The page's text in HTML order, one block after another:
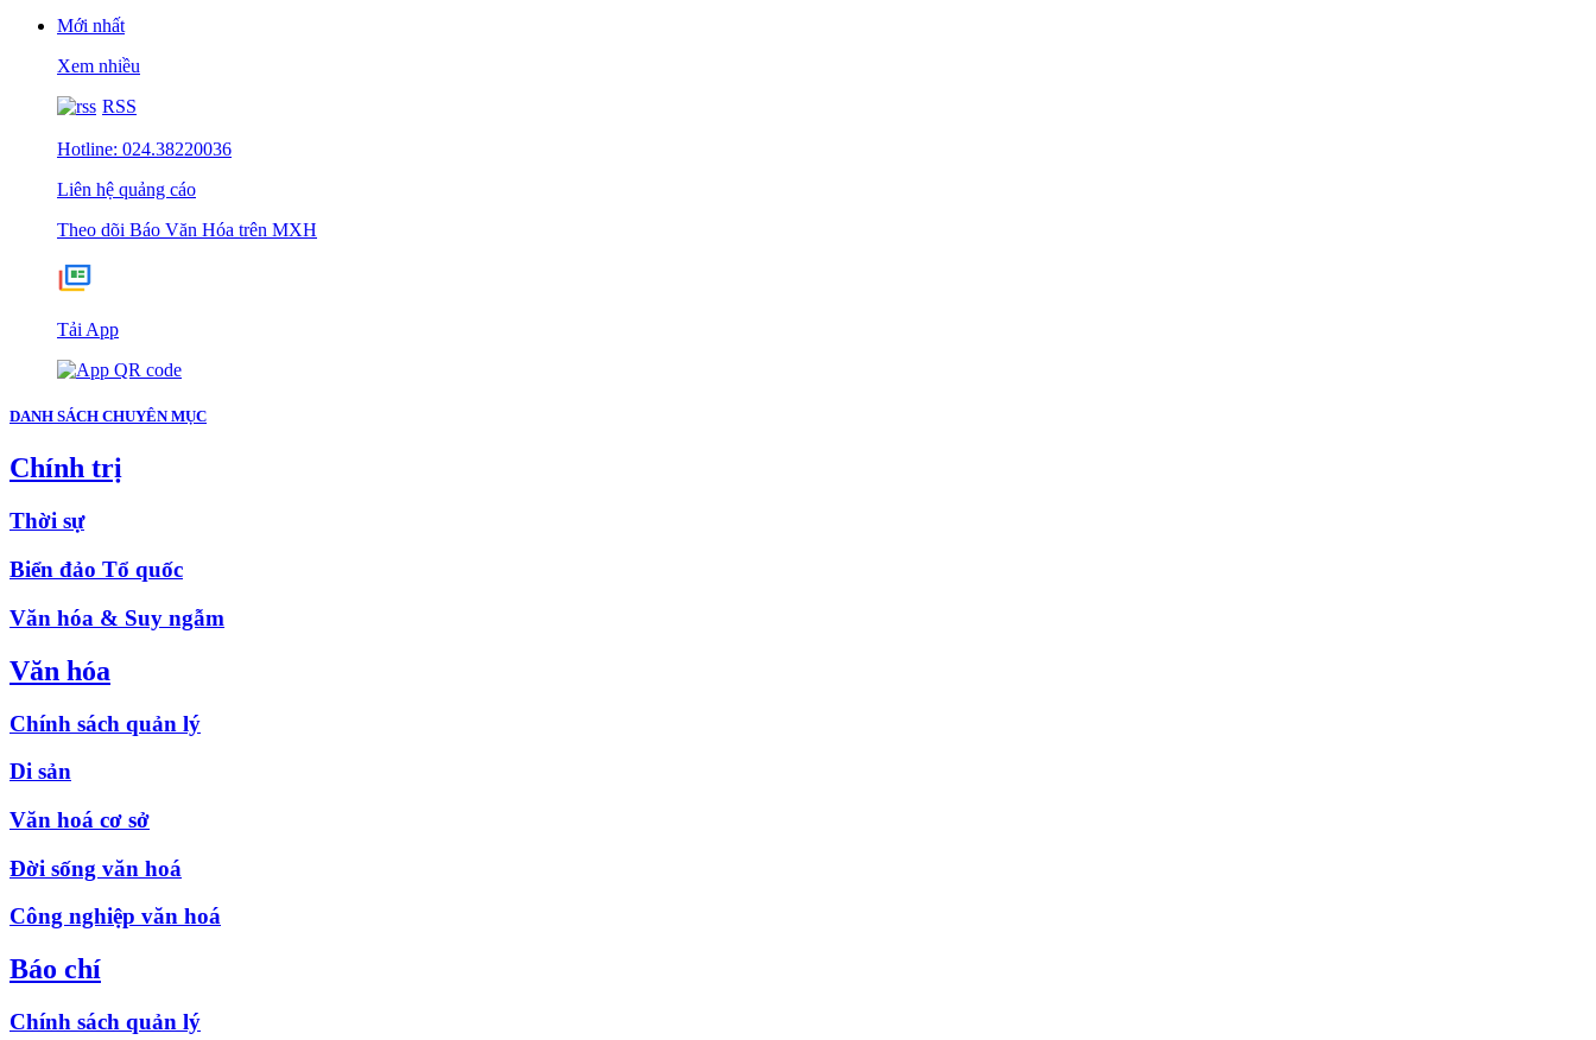
Mới nhất
Xem nhiều
RSS
Hotline: 024.38220036
Liên hệ quảng cáo
Theo dõi Báo Văn Hóa trên MXH
Tải App
DANH SÁCH CHUYÊN MỤC
Chính trị
Thời sự
Biển đảo Tổ quốc
Văn hóa & Suy ngẫm
Văn hóa
Chính sách quản lý
Di sản
Văn hoá cơ sở
Đời sống văn hoá
Công nghiệp văn hoá
Báo chí
Chính sách quản lý